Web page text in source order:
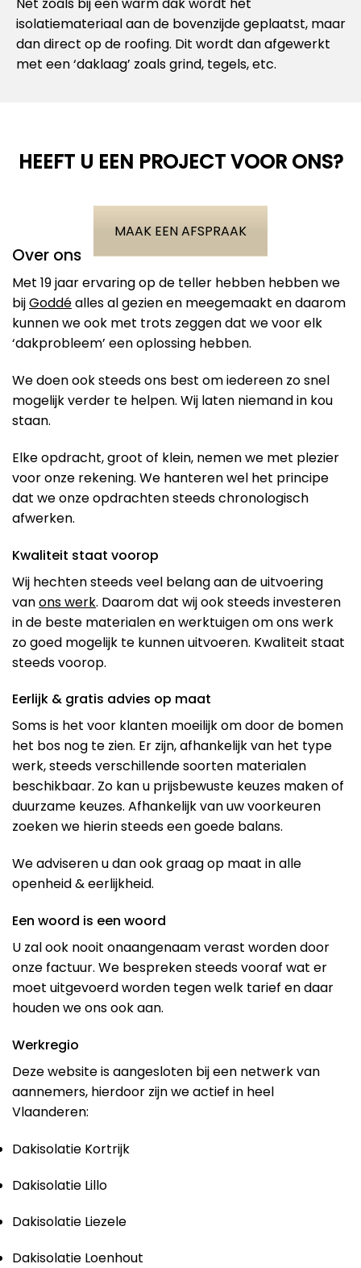
isolatiemateriaal aan de bovenzijde geplaatst, maar
dan direct op de roofing. Dit wordt dan afgewerkt
met een ‘daklaag’ zoals grind, tegels, etc.
HEEFT U EEN PROJECT VOOR ONS?
MAAK EEN AFSPRAAK
Over ons
Met 19 jaar ervaring op de teller hebben hebben we
bijGoddéalles al gezien en meegemaakt en daarom
kunnen we ook met trots zeggen dat we voor elk
‘dakprobleem’ een oplossing hebben.
We doen ook steeds ons best om iedereen zo snel
mogelijk verder te helpen. Wij laten niemand in kou
staan.
Elke opdracht, groot of klein, nemen we met plezier
voor onze rekening. We hanteren wel het principe
dat we onze opdrachten steeds chronologisch
afwerken.
Kwaliteit staat voorop
Wij hechten steeds veel belang aan de uitvoering
vanons werk. Daarom dat wij ook steeds investeren
in de beste materialen en werktuigen om ons werk
zo goed mogelijk te kunnen uitvoeren. Kwaliteit staat
steeds voorop.
Eerlijk & gratis advies op maat
Soms is het voor klanten moeilijk om door de bomen
het bos nog te zien. Er zijn, afhankelijk van het type
werk, steeds verschillende soorten materialen
beschikbaar. Zo kan u prijsbewuste keuzes maken of
duurzame keuzes. Afhankelijk van uw voorkeuren
zoeken we hierin steeds een goede balans.
We adviseren u dan ook graag op maat in alle
openheid & eerlijkheid.
Een woord is een woord
U zal ook nooit onaangenaam verast worden door
onze factuur. We bespreken steeds vooraf wat er
moet uitgevoerd worden tegen welk tarief en daar
houden we ons ook aan.
Werkregio
Deze website is aangesloten bij een netwerk van
aannemers, hierdoor zijn we actief in heel
Vlaanderen:
Dakisolatie Kortrijk
Dakisolatie Lillo
Dakisolatie Liezele
Dakisolatie Loenhout